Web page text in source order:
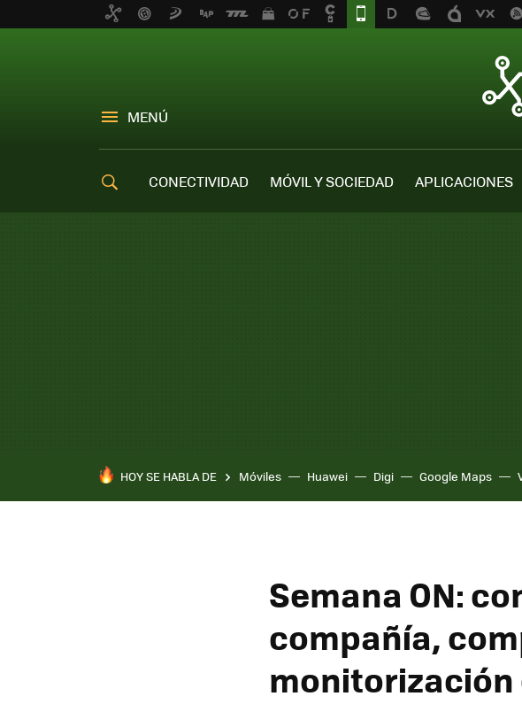
MENÚ
CONECTIVIDAD MÓVIL Y SOCIEDAD APLICACIONES
HOY SE HABLA DE Móviles Huawei Digi Google Maps
Semana ON:
compañía,
monitorización